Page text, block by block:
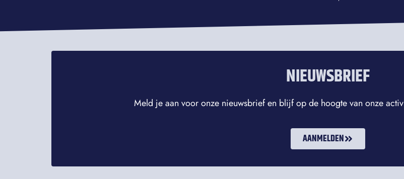
NIEUWSBRIEF
Meld je aan voor onze nieuwsbrief en blijf op de hoogte van onze
AANMELDEN